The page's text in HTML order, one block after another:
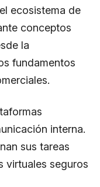
ecosistema de
conceptos
la
fundamentos
interna.
sus tareas
virtuales seguros